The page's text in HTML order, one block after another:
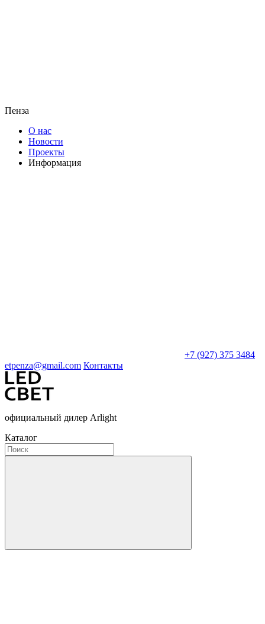
Пенза
О нас
Новости
Проекты
Информация
+7 (927) 375 3484
etpenza@gmail.com Контакты
официальный дилер Arlight
Каталог